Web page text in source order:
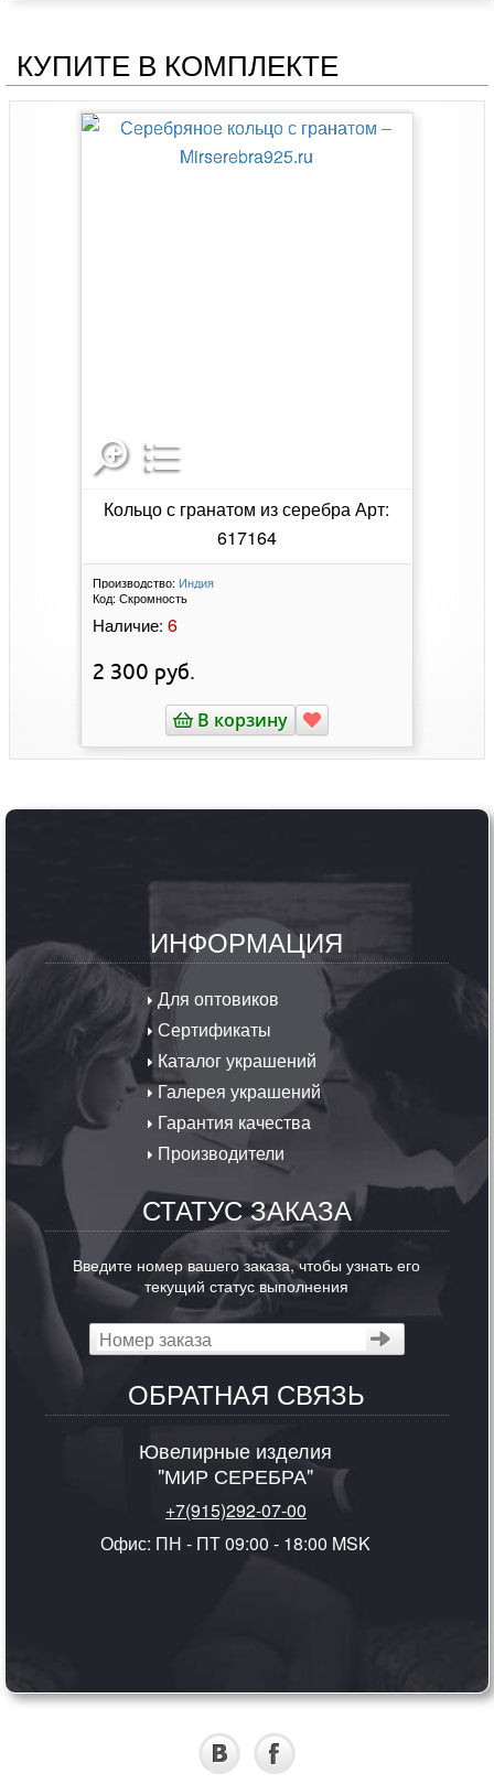
КУПИТЕ В КОМПЛЕКТЕ
Кольцо с гранатом из серебра Арт:
617164
Производство: Индия
Код: Скромность
Наличие: 6
2 300 руб.
В корзину
ИНФОРМАЦИЯ
Для оптовиков
Сертификаты
Каталог украшений
Галерея украшений
Гарантия качества
Производители
СТАТУС ЗАКАЗА
Введите номер вашего заказа, чтобы узнать его
текущий статус выполнения
ОБРАТНАЯ СВЯЗЬ
Ювелирные изделия
"МИР СЕРЕБРА"
+7(915)292-07-00
Офис: ПН - ПТ 09:00 - 18:00 MSK